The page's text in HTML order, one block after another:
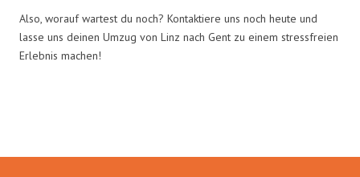
Also, worauf wartest du noch? Kontaktiere uns noch heute und
lasse uns deinen Umzug von Linz nach Gent zu einem stressfreien
Erlebnis machen!